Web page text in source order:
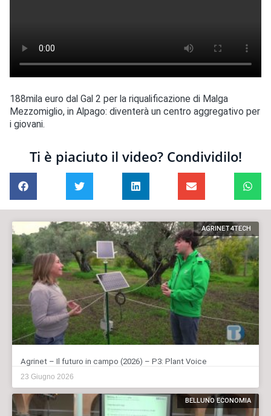
188mila euro dal Gal 2 per la riqualificazione di Malga
Mezzomiglio, in Alpago: diventerà un centro aggregativo per
i giovani.
Ti è piaciuto il video? Condividilo!
AGRINET4TECH
Agrinet – Il futuro in campo (2026) – P3: Plant Voice
23 Giugno 2026
BELLUNO ECONOMIA